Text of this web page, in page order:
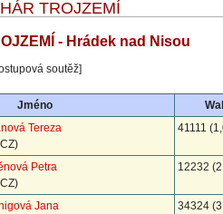
TROJZEMÍ
- Hrádek nad Nisou
soutěž]
Jméno
Tereza
41111
Petra
12232
Jana
34324